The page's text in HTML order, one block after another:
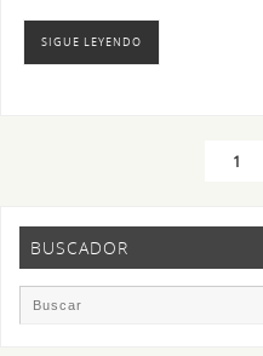
SIGUE LEYENDO
1
BUSCADOR